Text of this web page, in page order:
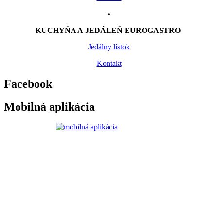
•
KUCHYŇA A JEDÁLEŇ EUROGASTRO
Jedálny lístok
Kontakt
Facebook
Mobilná aplikácia